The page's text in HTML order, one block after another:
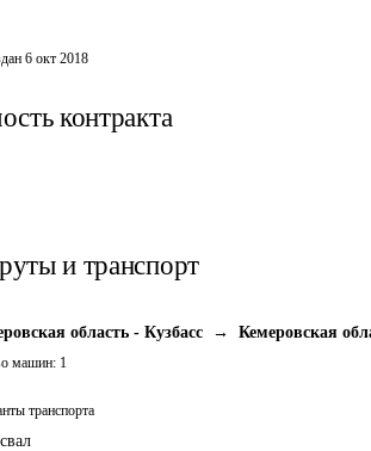
6 окт 2018
контракта
и транспорт
область - Кузбасс → Кемеровская
машин: 1
транспорта